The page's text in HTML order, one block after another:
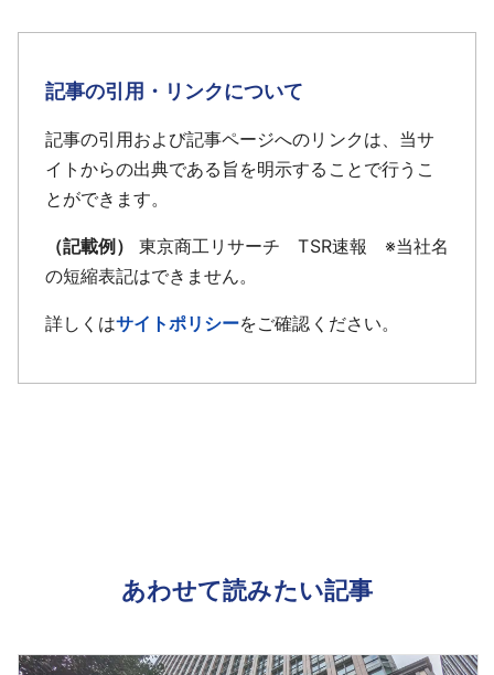
記事の引用・リンクについて
記事の引用および記事ページへのリンクは、当サ
イトからの出典である旨を明示することで行うこ
とができます。
（記載例）
東京商工リサーチ TSR速報 ※当社名
の短縮表記はできません。
詳しくはサイトポリシーをご確認ください。
あわせて読みたい記事